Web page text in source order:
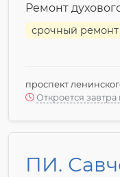
Ремонт
срочный ремонт
проспект
Откроется завтра
ПИ.